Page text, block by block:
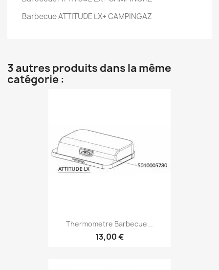
Barbecue ATTITUDE LX+ CAMPINGAZ
3 autres produits dans la même
catégorie :
Thermometre Barbecue...
13,00 €